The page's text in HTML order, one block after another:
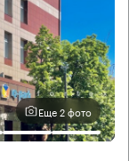
Еще 2 фото